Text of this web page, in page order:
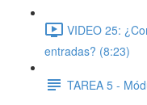
VIDEO 25:
entradas? (8:23)
TAREA 5 -